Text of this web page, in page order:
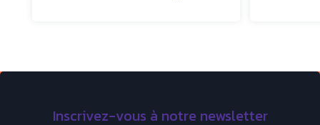
Inscrivez-vous à notre newsletter